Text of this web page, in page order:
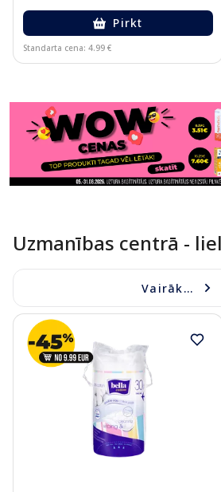
Pirkt
Standarta cena: 4.99 €
Uzmanības centrā -
Vairāk...